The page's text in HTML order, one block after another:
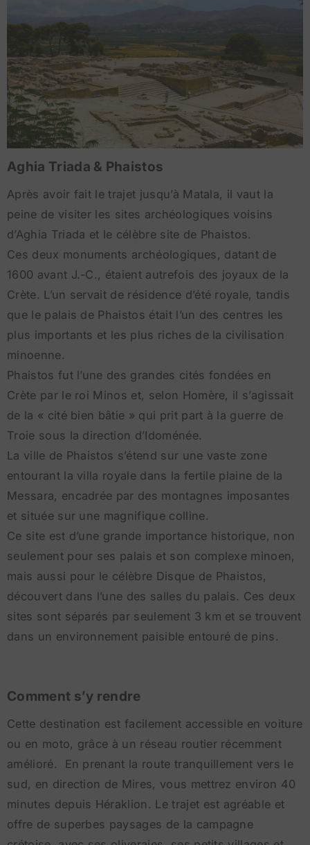
Aghia Triada & Phaistos
Après avoir fait le trajet jusqu’à Matala, il vaut la
peine de visiter les sites archéologiques voisins
d’Aghia Triada et le célèbre site de Phaistos.
Ces deux monuments archéologiques, datant de
1600 avant J.-C., étaient autrefois des joyaux de la
Crète. L’un servait de résidence d’été royale, tandis
que le palais de Phaistos était l’un des centres les
plus importants et les plus riches de la civilisation
minoenne.
Phaistos fut l’une des grandes cités fondées en
Crète par le roi Minos et, selon Homère, il s’agissait
de la « cité bien bâtie » qui prit part à la guerre de
Troie sous la direction d’Idoménée.
La ville de Phaistos s’étend sur une vaste zone
entourant la villa royale dans la fertile plaine de la
Messara, encadrée par des montagnes imposantes
et située sur une magnifique colline.
Ce site est d’une grande importance historique, non
seulement pour ses palais et son complexe minoen,
mais aussi pour le célèbre Disque de Phaistos,
découvert dans l’une des salles du palais. Ces deux
sites sont séparés par seulement 3 km et se trouvent
dans un environnement paisible entouré de pins.
Comment s’y rendre
Cette destination est facilement accessible en voiture
ou en moto, grâce à un réseau routier récemment
amélioré. En prenant la route tranquillement vers le
sud, en direction de Mires, vous mettrez environ 40
minutes depuis Héraklion. Le trajet est agréable et
offre de superbes paysages de la campagne